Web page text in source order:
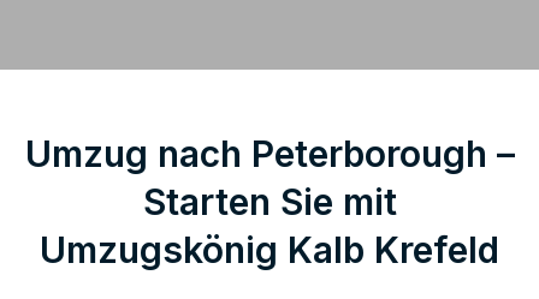
Umzug nach Peterborough –
Starten Sie mit
Umzugskönig Kalb Krefeld